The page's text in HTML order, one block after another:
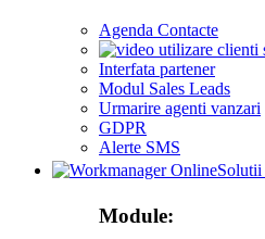
Agenda Contacte
Interfata partener
Modul Sales Leads
Urmarire agenti vanzari
GDPR
Alerte SMS
Solutii
Module: